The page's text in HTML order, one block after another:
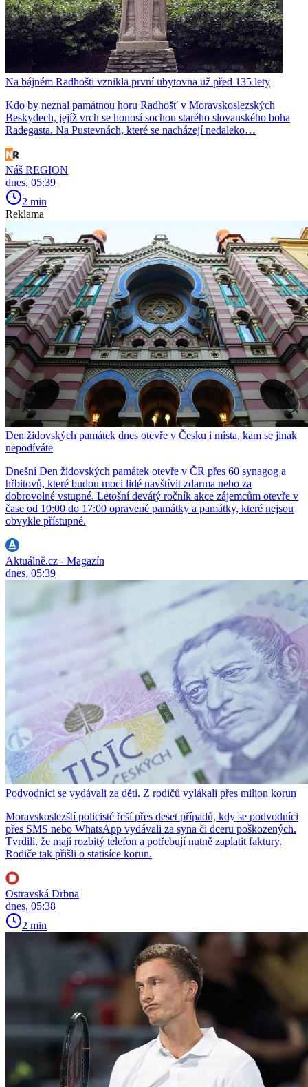
Na bájném Radhošti vznikla první ubytovna už před 135 lety
Kdo by neznal památnou horu Radhošť v Moravskoslezských
Beskydech, jejíž vrch se honosí sochou starého slovanského boha
Radegasta. Na Pustevnách, které se nacházejí nedaleko…
Náš REGION
dnes, 05:39
2 min
Reklama
Den židovských památek dnes otevře v Česku i místa, kam se jinak
nepodíváte
Dnešní Den židovských památek otevře v ČR přes 60 synagog a
hřbitovů, které budou moci lidé navštívit zdarma nebo za
dobrovolné vstupné. Letošní devátý ročník akce zájemcům otevře v
čase od 10:00 do 17:00 opravené památky a památky, které nejsou
obvykle přístupné.
Aktuálně.cz - Magazín
dnes, 05:39
Podvodníci se vydávali za děti. Z rodičů vylákali přes milion korun
Moravskoslezští policisté řeší přes deset případů, kdy se podvodníci
přes SMS nebo WhatsApp vydávali za syna či dceru poškozených.
Tvrdili, že mají rozbitý telefon a potřebují nutně zaplatit faktury.
Rodiče tak přišli o statisíce korun.
Ostravská Drbna
dnes, 05:38
2 min